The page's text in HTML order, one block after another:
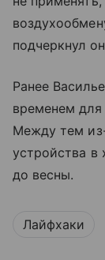
подчеркнул
Ранее
временем для
Между тем
устройства в
до весны.
Лайфхаки